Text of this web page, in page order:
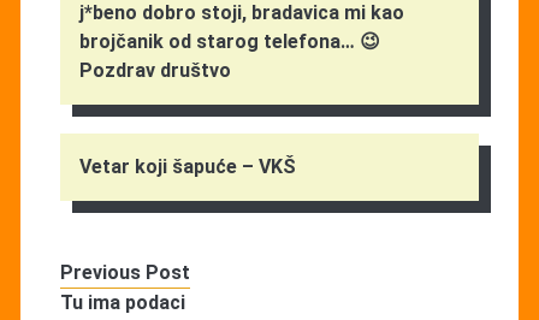
j*beno dobro stoji, bradavica mi kao
brojčanik od starog telefona… 😉
Pozdrav društvo
Vetar koji šapuće – VKŠ
Previous Post
Tu ima podaci